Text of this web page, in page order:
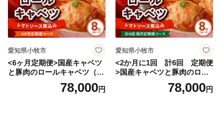
愛知県小牧市
<6ヶ月定期便>国産キャベツ
と豚肉のロールキャベツ（4P
78,000円
愛知県小牧市
<2か月に1回 計6回 定期便
>国産キャベツと豚肉のロー
ルキャベツ（4P入り）
78,000円